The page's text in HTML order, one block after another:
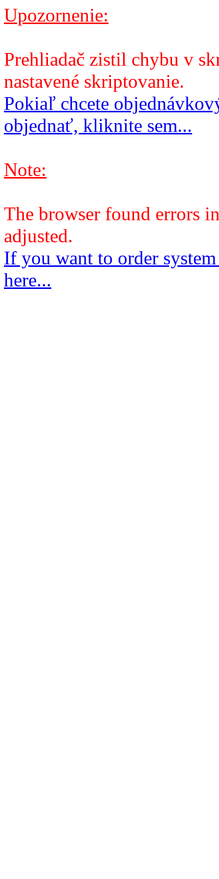
Upozornenie:
Prehliadač zistil chybu v
nastavené skriptovanie.
Pokiaľ chcete
objednať, kliknite sem...
Note:
The browser found errors
adjusted.
If you want to order
here...